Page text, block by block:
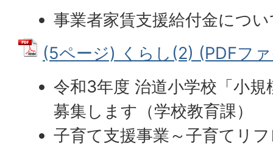
事業者家賃支援給付金につ
(5ページ) くらし(2) (PDFフ
令和3年度 治道小学校「小
募集します（学校教育課）
子育て支援事業～子育てリ